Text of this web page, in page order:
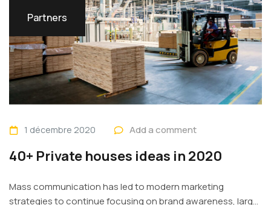
Partners
1 décembre 2020 Add a comment
40+ Private houses ideas in 2020
Mass communication has led to modern marketing
strategies to continue focusing on brand awareness, large